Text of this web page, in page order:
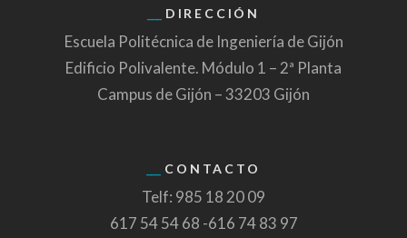
DIRECCIÓN
Escuela Politécnica de Ingeniería de Gijón
Edificio Polivalente. Módulo 1 – 2ª Planta
Campus de Gijón – 33203 Gijón
CONTACTO
Telf: 985 18 20 09
617 54 54 68 -616 74 83 97